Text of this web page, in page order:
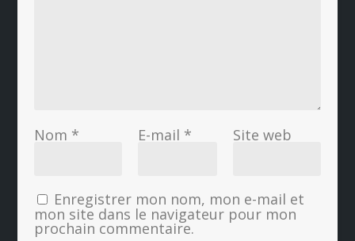
Nom * E-mail * Site web
Enregistrer mon nom, mon e-mail et
mon site dans le navigateur pour mon
prochain commentaire.